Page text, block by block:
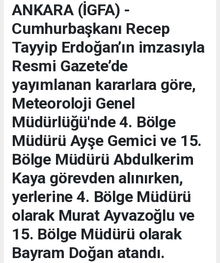
ANKARA (İGFA) -
Cumhurbaşkanı Recep
Tayyip Erdoğan’ın imzasıyla
Resmi Gazete’de
yayımlanan kararlara göre,
Meteoroloji Genel
Müdürlüğü'nde 4. Bölge
Müdürü Ayşe Gemici ve 15.
Bölge Müdürü Abdulkerim
Kaya görevden alınırken,
yerlerine 4. Bölge Müdürü
olarak Murat Ayvazoğlu ve
15. Bölge Müdürü olarak
Bayram Doğan atandı.